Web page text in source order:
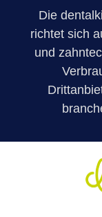
Die
richtet sich
und
Zum Hauptinhalt